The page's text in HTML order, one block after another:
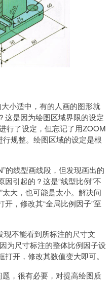
小适中，有的人画的图形就
这是因为绘图区域界限的设定
行了设定，但忘记了用ZOOM
规整。绘图区域的设定是根
的线型画线段，但发现画出的
引起的？这是“线型比例”不
大，也可能是太小。解决问
，修改其“全局比例因子”至
现不能看到所标注的尺寸文
为尺寸标注的整体比例因子设
开，修改其数值变大即可。
，很有必要，对提高绘图质